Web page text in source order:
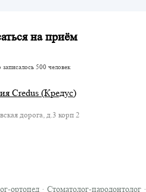
на приём
записалось 500 человек
Credus (Кредус)
дорога, д.3 корп 2
ортопед · Стоматолог-пародонтолог